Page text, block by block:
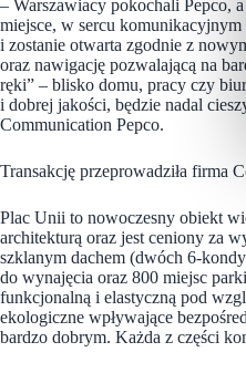
– Warszawiacy pokochali Pepco,
miejsce, w sercu komunikacyjnym
i zostanie otwarta zgodnie z
oraz nawigację pozwalającą na
ręki” – blisko domu, pracy czy
i dobrej jakości, będzie nadal
Communication Pepco.
Transakcję przeprowadziła firma
Plac Unii to nowoczesny obiekt
architekturą oraz jest ceniony za
szklanym dachem (dwóch 6-
do wynajęcia oraz 800 miejsc
funkcjonalną i elastyczną pod
ekologiczne wpływające
bardzo dobrym. Każda z części